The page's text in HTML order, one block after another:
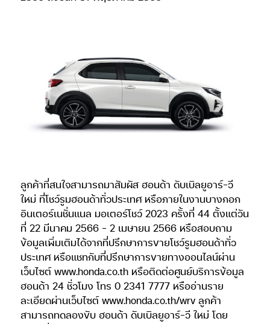
ลูกค้าที่สนใจสามารถมาสัมผัส ฮอนด้า ดับเบิลยูอาร์-วี
ใหม่ ที่โชว์รูมฮอนด้าทั่วประเทศ หรือภายในงานบางกอก
อินเตอร์เนชั่นแนล มอเตอร์โชว์ 2023 ครั้งที่ 44 ตั้งแต่วัน
ที่ 22 มีนาคม 2566 – 2 เมษายน 2566 หรือสอบถาม
ข้อมูลเพิ่มเติมได้จากที่ปรึกษาการขายโชว์รูมฮอนด้าทั่ว
ประเทศ หรือแชทกับที่ปรึกษาการขายทางออนไลน์ผ่าน
เว็บไซต์ www.honda.co.th หรือติดต่อศูนย์บริการข้อมูล
ฮอนด้า 24 ชั่วโมง โทร 0 2341 7777 หรืออ่านราย
ละเอียดผ่านเว็บไซต์ www.honda.co.th/wrv ลูกค้า
สามารถทดลองขับ ฮอนด้า ดับเบิลยูอาร์-วี ใหม่ โดย